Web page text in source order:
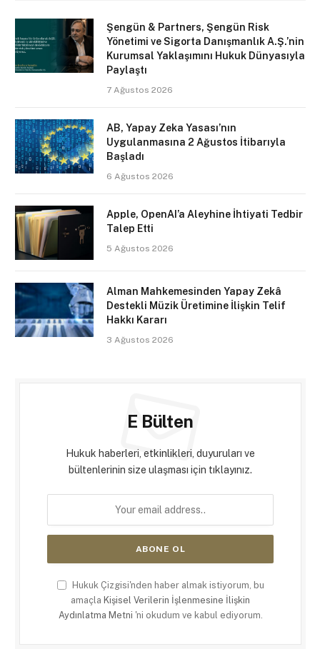
Şengün & Partners, Şengün Risk
Yönetimi ve Sigorta Danışmanlık A.Ş.’nin
Kurumsal Yaklaşımını Hukuk Dünyasıyla
Paylaştı
7 Ağustos 2026
AB, Yapay Zeka Yasası’nın
Uygulanmasına 2 Ağustos İtibarıyla
Başladı
6 Ağustos 2026
Apple, OpenAI’a Aleyhine İhtiyati Tedbir
Talep Etti
5 Ağustos 2026
Alman Mahkemesinden Yapay Zekâ
Destekli Müzik Üretimine İlişkin Telif
Hakkı Kararı
3 Ağustos 2026
E Bülten
Hukuk haberleri, etkinlikleri, duyuruları ve
bültenlerinin size ulaşması için tıklayınız.
Hukuk Çizgisi'nden haber almak istiyorum, bu
amaçla Kişisel Verilerin İşlenmesine İlişkin
Aydınlatma Metni 'ni okudum ve kabul ediyorum.